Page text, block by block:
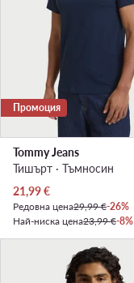
Промоция
Tommy Jeans
Тишърт · Тъмносин
Актуална цена
21,99€
Редовна цена29,99 €-26%
Най-ниска цена23,99 €-8%